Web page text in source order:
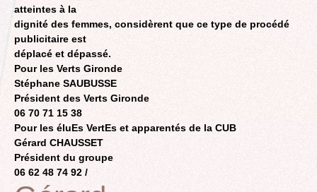
atteintes à la
dignité des femmes, considèrent que ce type de procédé
publicitaire est
déplacé et dépassé.
Pour les Verts Gironde
Stéphane SAUBUSSE
Président des Verts Gironde
06 70 71 15 38
Pour les éluEs VertEs et apparentés de la CUB
Gérard CHAUSSET
Président du groupe
06 62 48 74 92 /